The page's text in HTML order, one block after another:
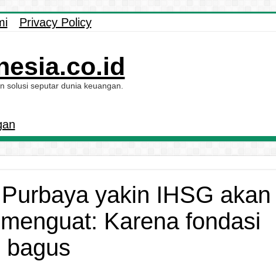
Privacy Policy
solusi seputar dunia keuangan.
yakin IHSG akan
Karena fondasi
bagus